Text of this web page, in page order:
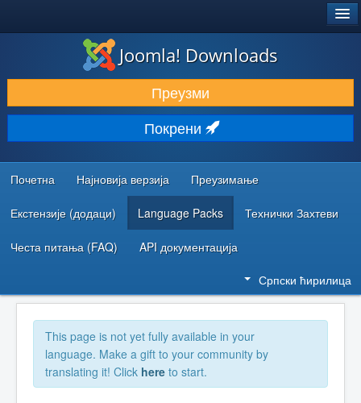
ПРЕУЗИМАЊЕ И ПРОШИРЕЊА (ЕКСТЕНЗИЈЕ)
ОТКРИЈТЕ И НАУЧИТЕ
ЗАЈЕДНИЦА И ПОДРШКА
РЕСУРСИ ЗА РАЗВОЈ
Joomla! Downloads
Преузми
Покрени
Почетна Најновија верзија Преузимање
Екстензије (додаци) Language Packs Технички Захтеви
Честа питања (FAQ) API документација
Српски ћирилица
This page is not yet fully available in your
language. Make a gift to your community by
translating it! Click here to start.